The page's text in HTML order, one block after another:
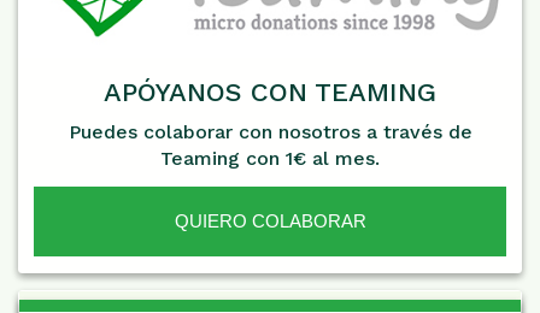
APÓYANOS CON TEAMING
Puedes colaborar con nosotros a través de
Teaming con 1€ al mes.
QUIERO COLABORAR